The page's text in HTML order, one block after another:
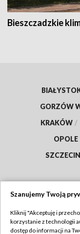
Bieszczadzkie
GORZÓW
KRAKÓW /
OPOLE
SZCZECIN
Szanujemy Twoją
Kliknij "Akceptuję i
korzystanie z technologii
dostęp do informacji na